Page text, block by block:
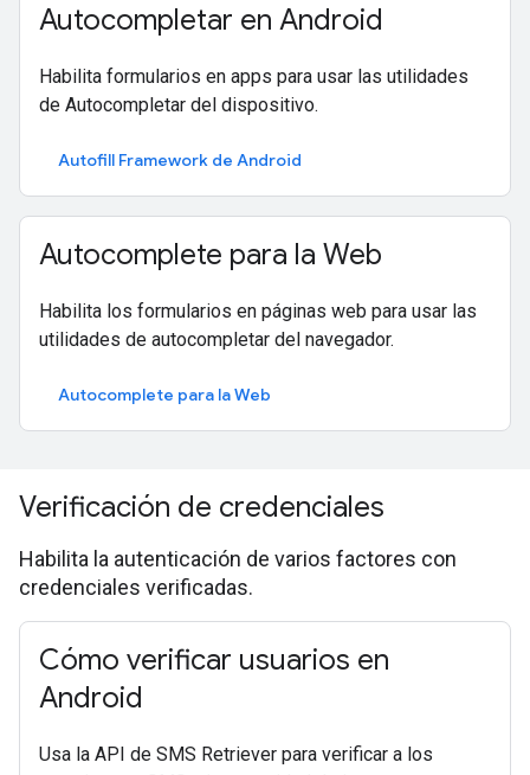
Autocompletar en Android
Habilita formularios en apps para usar las utilidades
de Autocompletar del dispositivo.
Autofill Framework de Android
Autocomplete para la Web
Habilita los formularios en páginas web para usar las
utilidades de autocompletar del navegador.
Autocomplete para la Web
Verificación de credenciales
Habilita la autenticación de varios factores con
credenciales verificadas.
Cómo verificar usuarios en
Android
Usa la API de SMS Retriever para verificar a los